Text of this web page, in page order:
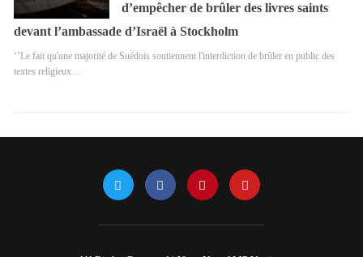
d’empêcher de brûler des livres saints
devant l’ambassade d’Israël à Stockholm
‘’Le fait qu'une majorité de Suédois soutiennent l'interdiction de brûler en public des
textes religieux…